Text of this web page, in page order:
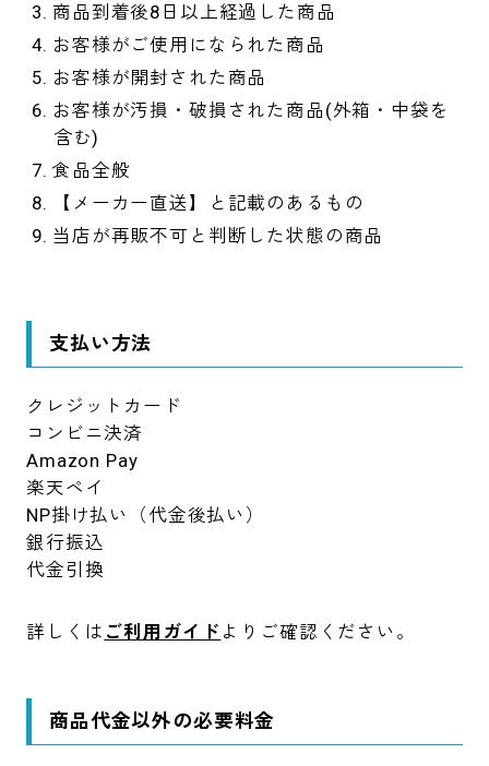
商品到着後8日以上経過した商品
お客様がご使用になられた商品
お客様が開封された商品
お客様が汚損・破損された商品(外箱・中袋を
含む)
食品全般
【メーカー直送】と記載のあるもの
当店が再販不可と判断した状態の商品
支払い方法
クレジットカード
コンビニ決済
Amazon Pay
楽天ペイ
NP掛け払い（代金後払い）
銀行振込
代金引換
詳しくは ご利用ガイド よりご確認ください。
商品代金以外の必要料金